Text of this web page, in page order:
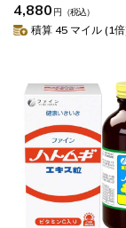
4,880 円 （税込）
積算 45 マイル (1